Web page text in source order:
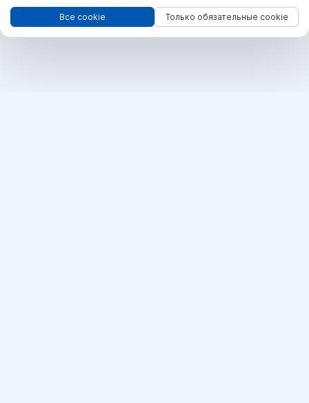
Все cookie Только обязательные cookie